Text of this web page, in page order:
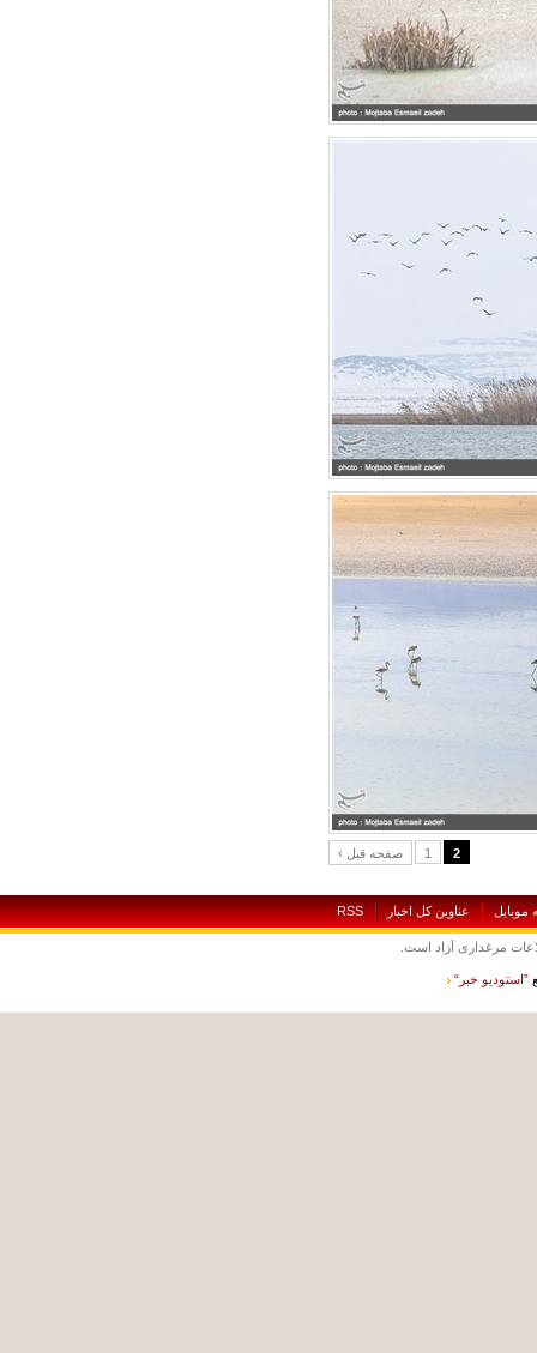
‹ صفحه قبل
عناوين کل اخبار RSS
مرغداری آزاد است.
خبر“